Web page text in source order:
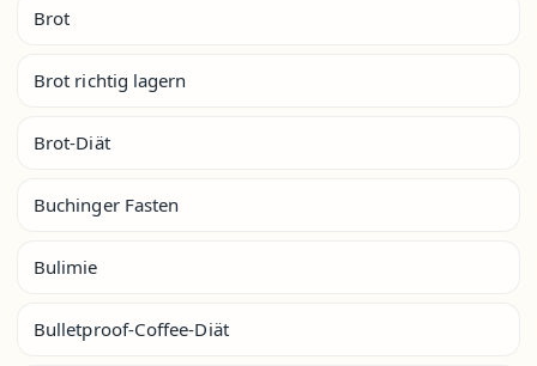
Brot
Brot richtig lagern
Brot-Diät
Buchinger Fasten
Bulimie
Bulletproof-Coffee-Diät